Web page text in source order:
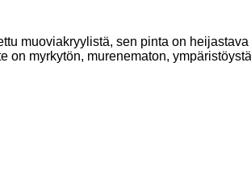
muoviakryylistä, sen pinta on
myrkytön, murenematon,